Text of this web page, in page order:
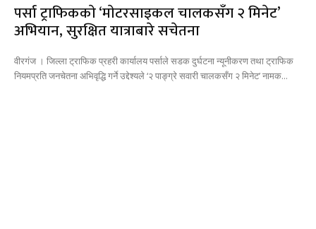
पर्सा ट्राफिककाे ‘माेटरसाइकल चालकसँग २ मिनेट’
अभियान, सुरक्षित यात्राबारे सचेतना
वीरगंज । जिल्ला ट्राफिक प्रहरी कार्यालय पर्साले सडक दुर्घटना न्यूनीकरण तथा ट्राफिक
नियमप्रति जनचेतना अभिवृद्धि गर्ने उद्देश्यले ‘२ पाङ्ग्रे सवारी चालकसँग २ मिनेट’ नामक...